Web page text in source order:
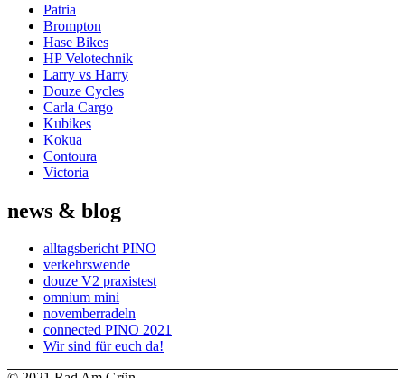
Patria
Brompton
Hase Bikes
HP Velotechnik
Larry vs Harry
Douze Cycles
Carla Cargo
Kubikes
Kokua
Contoura
Victoria
news & blog
alltagsbericht PINO
verkehrswende
douze V2 praxistest
omnium mini
novemberradeln
connected PINO 2021
Wir sind für euch da!